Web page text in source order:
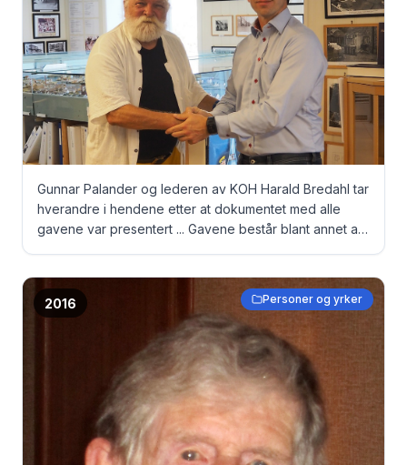
Ågotnes (Nilsen), Edel ? (Skår), Kari Naley, Eline
Bratland (Gjertsen), Lilly Tveit (Håvarstein), Tone
Bjordal (Øygarden), Helga Servan (Paulsen), Kari
Angelund (Larsen) og sokneprest Kristian Støle
Gunnar Palander og lederen av KOH Harald Bredahl tar
hverandre i hendene etter at dokumentet med alle
gavene var presentert ... Gavene består blant annet av
modellskuter laget av bestefaren og mere ... Se artikkel
i hefte nr. 26, side 47 Fra venstre: Gunnar Palander og
Harald Bredahl
2016 Personer og yrker